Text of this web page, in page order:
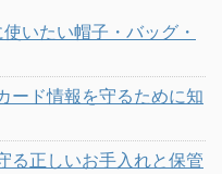
いたい帽子・バッグ・
ード情報を守るために知
る正しいお手入れと保管